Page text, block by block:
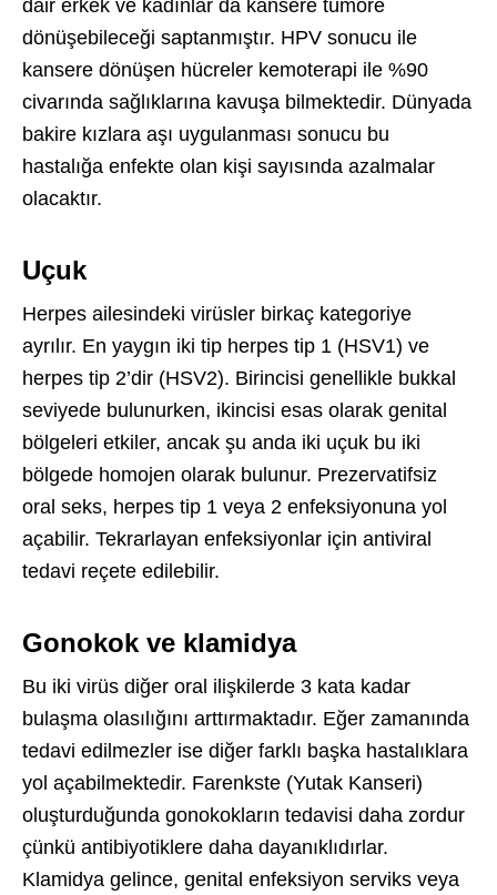
dair erkek ve kadınlar da kansere tümöre
dönüşebileceği saptanmıştır. HPV sonucu ile
kansere dönüşen hücreler kemoterapi ile %90
civarında sağlıklarına kavuşa bilmektedir. Dünyada
bakire kızlara aşı uygulanması sonucu bu
hastalığa enfekte olan kişi sayısında azalmalar
olacaktır.
Uçuk
Herpes ailesindeki virüsler birkaç kategoriye
ayrılır. En yaygın iki tip herpes tip 1 (HSV1) ve
herpes tip 2’dir (HSV2). Birincisi genellikle bukkal
seviyede bulunurken, ikincisi esas olarak genital
bölgeleri etkiler, ancak şu anda iki uçuk bu iki
bölgede homojen olarak bulunur. Prezervatifsiz
oral seks, herpes tip 1 veya 2 enfeksiyonuna yol
açabilir. Tekrarlayan enfeksiyonlar için antiviral
tedavi reçete edilebilir.
Gonokok ve klamidya
Bu iki virüs diğer oral ilişkilerde 3 kata kadar
bulaşma olasılığını arttırmaktadır. Eğer zamanında
tedavi edilmezler ise diğer farklı başka hastalıklara
yol açabilmektedir. Farenkste (Yutak Kanseri)
oluşturduğunda gonokokların tedavisi daha zordur
çünkü antibiyotiklere daha dayanıklıdırlar.
Klamidya gelince, genital enfeksiyon serviks veya